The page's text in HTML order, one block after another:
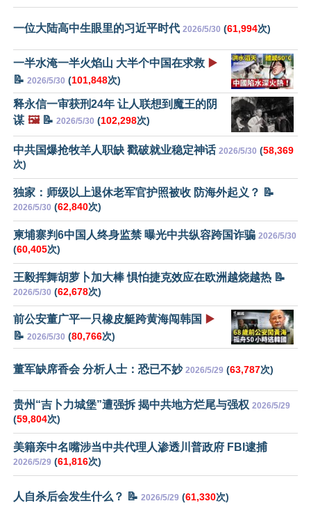
一位大陆高中生眼里的习近平时代 2026/5/30 (61,994次)
一半水淹一半火焰山 大半个中国在求救 ▶️
📝 2026/5/30 (101,848次)
释永信一审获刑24年 让人联想到魔王的阴
谋 🖼️📝 2026/5/30 (102,298次)
中共国爆抢牧羊人职缺 戳破就业稳定神话 2026/5/30 (58,369
次)
独家：师级以上退休老军官护照被收 防海外起义？ 📝
2026/5/30 (62,840次)
柬埔寨判6中国人终身监禁 曝光中共纵容跨国诈骗 2026/5/30
(60,405次)
王毅挥舞胡萝卜加大棒 惧怕捷克效应在欧洲越烧越热 📝
2026/5/30 (62,678次)
前公安董广平一只橡皮艇跨黄海闯韩国 ▶️
📝 2026/5/30 (80,766次)
董军缺席香会 分析人士：恐已不妙 2026/5/29 (63,787次)
贵州“吉卜力城堡”遭强拆 揭中共地方烂尾与强权 2026/5/29
(59,804次)
美籍亲中名嘴涉当中共代理人渗透川普政府 FBI逮捕
2026/5/29 (61,816次)
人自杀后会发生什么？ 📝 2026/5/29 (61,330次)